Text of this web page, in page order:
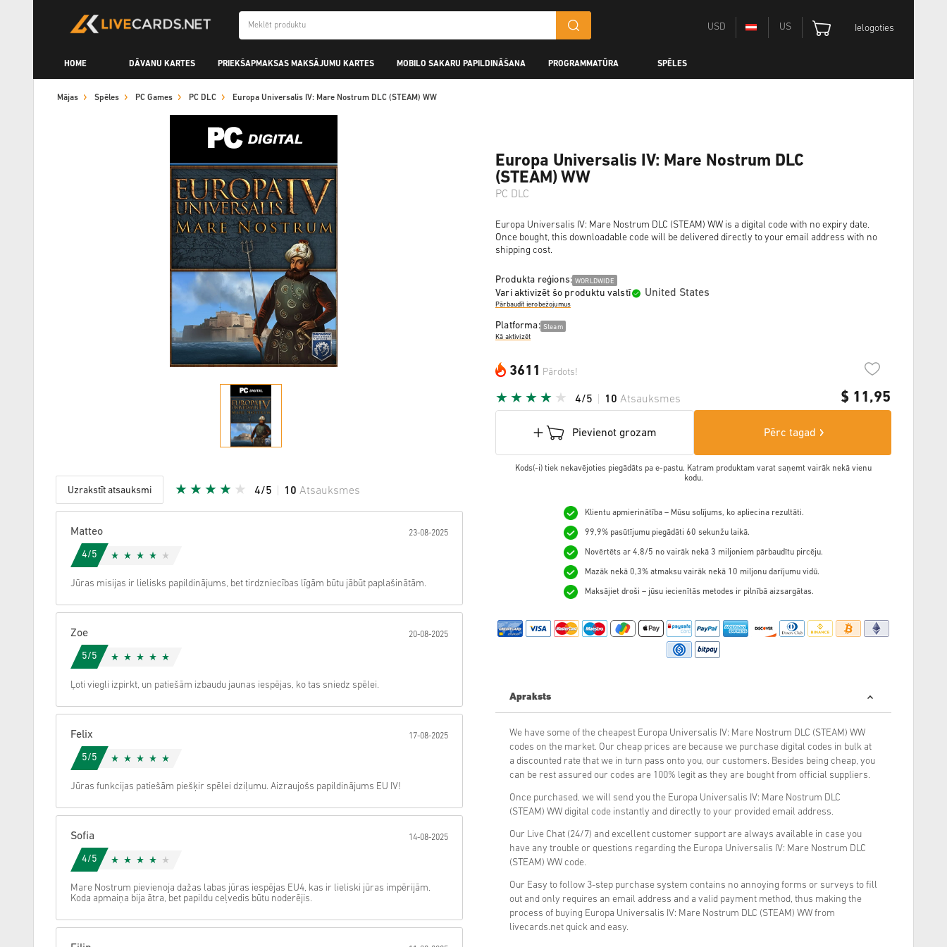
USD US Ielogoties
HOME DĀVANU KARTES PRIEKŠAPMAKSAS MAKSĀJUMU KARTES MOBILO SAKARU PAPILDINĀŠANA PROGRAMMATŪRA SPĒLES
Mājas Spēles PC Games PC DLC Europa Universalis IV: Mare Nostrum DLC (STEAM) WW
Uzrakstīt atsauksmi 4/5 10 Atsauksmes
Atcelt
Matteo 23-08-2025
4/5
Jūras misijas ir lielisks papildinājums, bet tirdzniecības līgām būtu jābūt paplašinātām.
Zoe 20-08-2025
5/5
Ļoti viegli izpirkt, un patiešām izbaudu jaunas iespējas, ko tas sniedz spēlei.
Felix 17-08-2025
5/5
Jūras funkcijas patiešām piešķir spēlei dziļumu. Aizraujošs papildinājums EU IV!
Sofia 14-08-2025
4/5
Mare Nostrum pievienoja dažas labas jūras iespējas EU4, kas ir lieliski jūras impērijām.
Koda apmaiņa bija ātra, bet papildu ceļvedis būtu noderējis.
Europa Universalis IV: Mare Nostrum DLC
(STEAM) WW
PC DLC
Europa Universalis IV: Mare Nostrum DLC (STEAM) WW is a digital code with no expiry date.
Once bought, this downloadable code will be delivered directly to your email address with no
shipping cost.
Produkta reģions: WORLDWIDE
Vari aktivizēt šo produktu valstī United States
Pārbaudīt ierobežojumus
Platforma: Steam
Kā aktivizēt
3611 Pārdots!
$ 11,95
4/5 10 Atsauksmes
Pievienot grozam Pērc tagad
Kods(-i) tiek nekavējoties piegādāts pa e-pastu. Katram produktam varat saņemt vairāk nekā vienu
kodu.
Klientu apmierinātība – Mūsu solījums, ko apliecina rezultāti.
99,9% pasūtījumu piegādāti 60 sekunžu laikā.
Novērtēts ar 4,8/5 no vairāk nekā 3 miljoniem pārbaudītu pircēju.
Mazāk nekā 0,3% atmaksu vairāk nekā 10 miljonu darījumu vidū.
Maksājiet droši – jūsu iecienītās metodes ir pilnībā aizsargātas.
Apraksts
We have some of the cheapest Europa Universalis IV: Mare Nostrum DLC (STEAM) WW
codes on the market. Our cheap prices are because we purchase digital codes in bulk at
a discounted rate that we in turn pass onto you, our customers. Besides being cheap, you
can be rest assured our codes are 100% legit as they are bought from official suppliers.
Once purchased, we will send you the Europa Universalis IV: Mare Nostrum DLC
(STEAM) WW digital code instantly and directly to your provided email address.
Our Live Chat (24/7) and excellent customer support are always available in case you
have any trouble or questions regarding the Europa Universalis IV: Mare Nostrum DLC
(STEAM) WW code.
Our Easy to follow 3-step purchase system contains no annoying forms or surveys to fill
out and only requires an email address and a valid payment method, thus making the
process of buying Europa Universalis IV: Mare Nostrum DLC (STEAM) WW from
livecards.net quick and easy.